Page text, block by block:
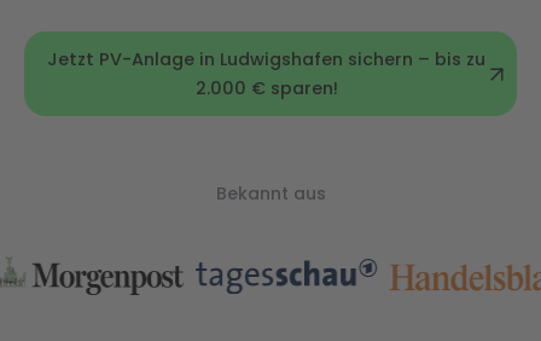
Jetzt PV-Anlage in Ludwigshafen sichern – bis zu
2.000 € sparen!
Bekannt aus